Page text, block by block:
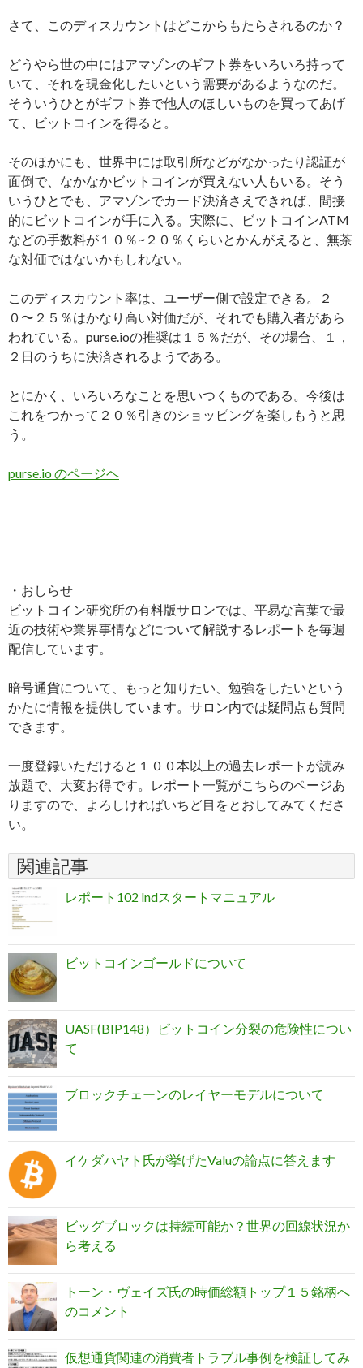
さて、このディスカウントはどこからもたらされるのか？
どうやら世の中にはアマゾンのギフト券をいろいろ持って
いて、それを現金化したいという需要があるようなのだ。
そういうひとがギフト券で他人のほしいものを買ってあげ
て、ビットコインを得ると。
そのほかにも、世界中には取引所などがなかったり認証が
面倒で、なかなかビットコインが買えない人もいる。そう
いうひとでも、アマゾンでカード決済さえできれば、間接
的にビットコインが手に入る。実際に、ビットコインATM
などの手数料が１０％~２０％くらいとかんがえると、無茶
な対価ではないかもしれない。
このディスカウント率は、ユーザー側で設定できる。２
０〜２５％はかなり高い対価だが、それでも購入者があら
われている。purse.ioの推奨は１５％だが、その場合、１，
２日のうちに決済されるようである。
とにかく、いろいろなことを思いつくものである。今後は
これをつかって２０％引きのショッピングを楽しもうと思
う。
purse.io のページヘ
・おしらせ
ビットコイン研究所の有料版サロンでは、平易な言葉で最
近の技術や業界事情などについて解説するレポートを毎週
配信しています。
暗号通貨について、もっと知りたい、勉強をしたいという
かたに情報を提供しています。サロン内では疑問点も質問
できます。
一度登録いただけると１００本以上の過去レポートが読み
放題で、大変お得です。レポート一覧がこちらのページあ
りますので、よろしければいちど目をとおしてみてくださ
い。
関連記事
レポート102 lndスタートマニュアル
ビットコインゴールドについて
UASF(BIP148）ビットコイン分裂の危険性につい
て
ブロックチェーンのレイヤーモデルについて
イケダハヤト氏が挙げたValuの論点に答えます
ビッグブロックは持続可能か？世界の回線状況か
ら考える
トーン・ヴェイズ氏の時価総額トップ１５銘柄へ
のコメント
仮想通貨関連の消費者トラブル事例を検証してみ